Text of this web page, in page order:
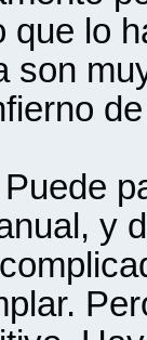
que lo
son
Puede
y